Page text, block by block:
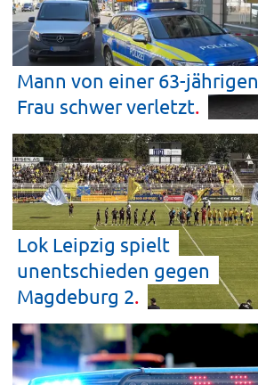
Mann von einer 63-jährigen
Frau schwerverletzt
Lok Leipzig spielt
unentschieden gegen
Magdeburg 2